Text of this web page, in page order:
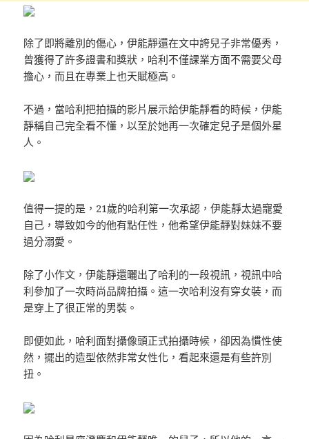
除了即將離別的傷心，伊能靜還在文中誇兒子非常優秀，
曾獲得了許多證書和獎狀，哈利不僅課業方面不需要父母
擔心，而且在專業上也天賦極高。
不過，當哈利把拍攝的影片展示給伊能靜看的時候，伊能
靜稱自己完全看不懂，以至於她再一次確定兒子是個外星
人。
值得一提的是，21歲的哈利第一次承認，伊能靜太過寵愛
自己，導致如今的他有點任性，他希望伊能靜對妹妹不要
過分溺愛。
除了小作文，伊能靜還曬出了哈利的一段視訊，視訊中哈
利參加了一次時尚品牌拍攝。這一次哈利沒有穿女裝，而
是穿上了很正常的男裝。
即便如此，哈利面對攝像頭正式拍攝時候，卻因為慣性使
然，擺出的造型依然非常女性化，看起來還是有些許別
扭。